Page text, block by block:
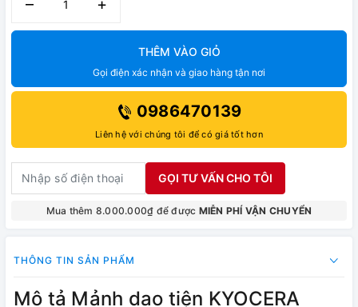
– +
THÊM VÀO GIỎ
Gọi điện xác nhận và giao hàng tận nơi
0986470139
Liên hệ với chúng tôi để có giá tốt hơn
GỌI TƯ VẤN CHO TÔI
Mua thêm 8.000.000₫ để được MIỄN PHÍ VẬN CHUYỂN
THÔNG TIN SẢN PHẨM
Mô tả Mảnh dao tiện KYOCERA